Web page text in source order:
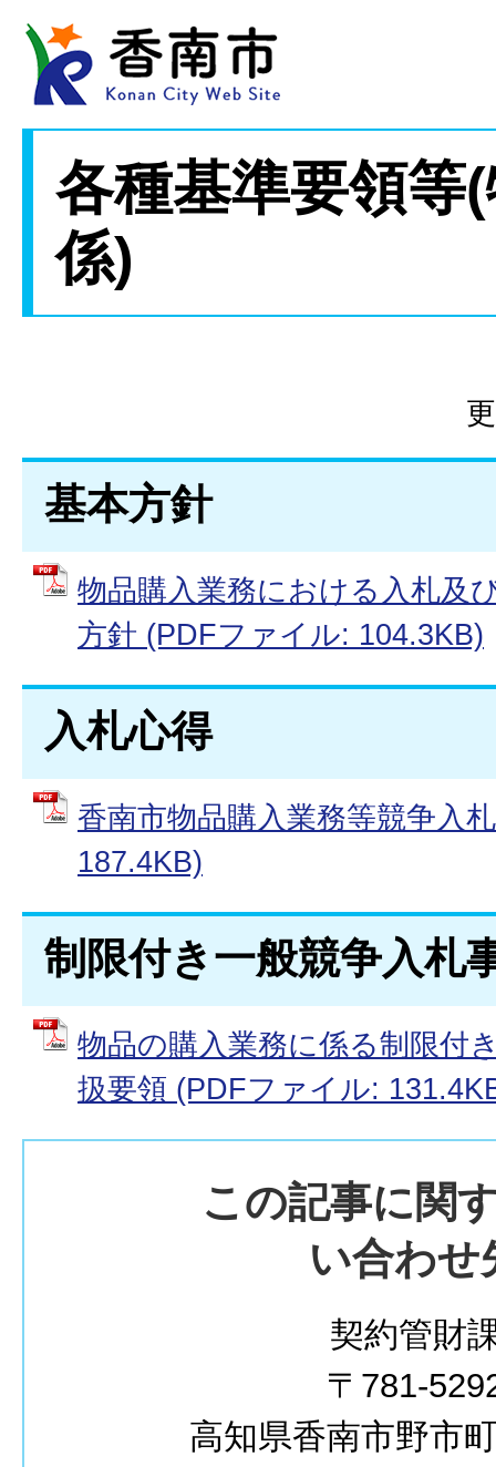
各種基準要領等
係)
基本方針
物品購入業務における入札及
方針 (PDFファイル: 104.3KB)
入札心得
香南市物品購入業務等競争入
187.4KB)
制限付き一般競争入札
物品の購入業務に係る制限付
扱要領 (PDFファイル:
この記事に関
い合わせ
契約管財
〒781-
高知県香南市野市